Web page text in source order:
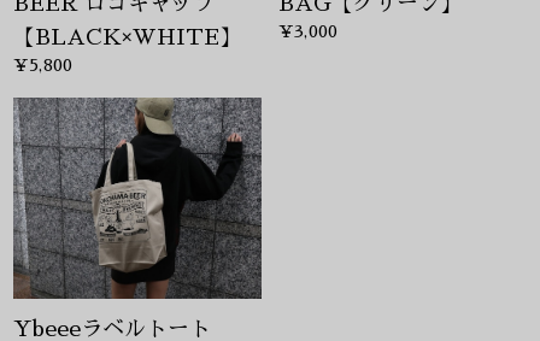
【BLACK×WHITE】
¥5,800
¥3,000
Ybeeeラベルトート